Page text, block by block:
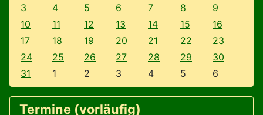
3
4 5 6 7 8
9
10
11 12 13 14 15
16
17
18 19 20 21 22
23
24
25 26 27 28 29
30
31
1 2 3 4 5 6
Termine (vorläufig)